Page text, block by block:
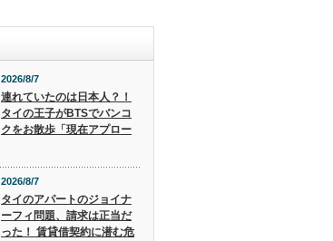
2026/8/7
連れていたのは日本人？！
タイの王子がBTSでバンコ
クをお散歩「現在アプロー
2026/8/7
タイのアパートのジョイナ
ーフィ問題、請求は正当だ
った！ 賃貸借契約に潜む危